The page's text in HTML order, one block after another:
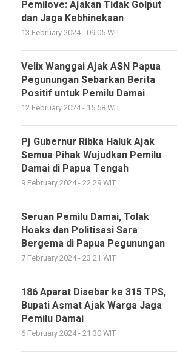
Pemilove: Ajakan Tidak Golput
dan Jaga Kebhinekaan
13 February 2024 - 09:05 WIT
Velix Wanggai Ajak ASN Papua
Pegunungan Sebarkan Berita
Positif untuk Pemilu Damai
12 February 2024 - 15:58 WIT
Pj Gubernur Ribka Haluk Ajak
Semua Pihak Wujudkan Pemilu
Damai di Papua Tengah
9 February 2024 - 22:29 WIT
Seruan Pemilu Damai, Tolak
Hoaks dan Politisasi Sara
Bergema di Papua Pegunungan
7 February 2024 - 23:21 WIT
186 Aparat Disebar ke 315 TPS,
Bupati Asmat Ajak Warga Jaga
Pemilu Damai
6 February 2024 - 21:30 WIT